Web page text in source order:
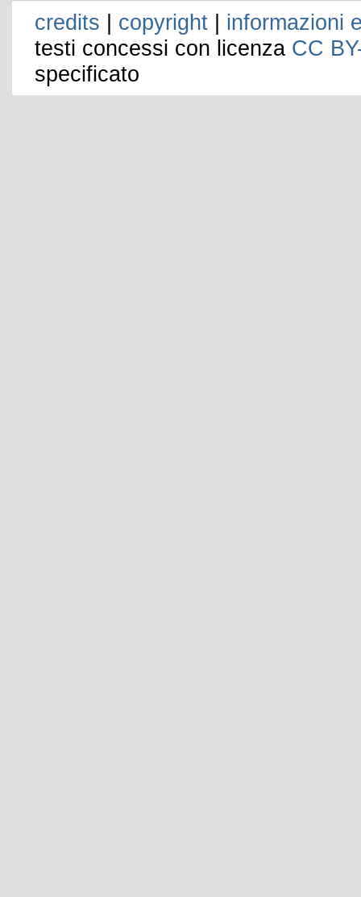
credits | copyright | informazioni
testi concessi con licenza CC
specificato